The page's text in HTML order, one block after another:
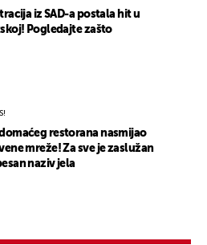
iz SAD-a postala hit u
Pogledajte zašto
restorana nasmijao
mreže! Za sve je zaslužan
naziv jela